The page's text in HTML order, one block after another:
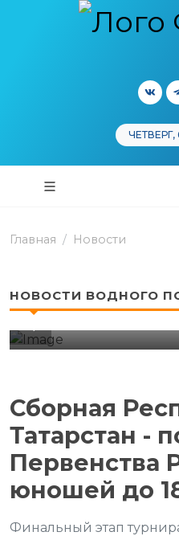
ЧЕТВЕРГ,
Главная Новости
НОВОСТИ ВОДНОГО
ПЕРВЕНСТВО
Сборная
Татарстан -
Первенства
юношей до
Финальный этап